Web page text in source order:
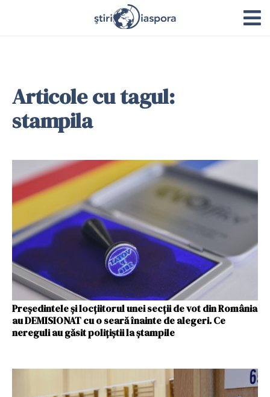
Articole cu tagul:
stampila
Preşedintele şi locţiitorul unei secţii de vot din România
au DEMISIONAT cu o seară înainte de alegeri. Ce
nereguli au găsit poliţiştii la ştampile